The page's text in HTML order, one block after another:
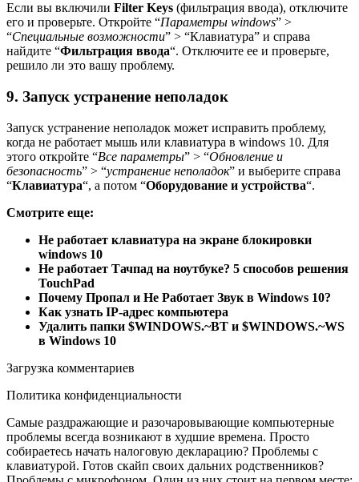
Если вы включили Filter Keys (фильтрация ввода), отключите
его и проверьте. Откройте “Параметры windows” >
“Специальные возможности” > “Клавиатура” и справа
найдите “Фильтрация ввода“. Отключите ее и проверьте,
решило ли это вашу проблему.
9. Запуск устранение неполадок
Запуск устранение неполадок может исправить проблему,
когда не работает мышь или клавиатура в windows 10. Для
этого откройте “Все параметры” > “Обновление и
безопасность” > “устранение неполадок” и выберите справа
“Клавиатура“, а потом “Оборудование и устройства“.
Смотрите еще:
Не работает клавиатура на экране блокировки
windows 10
Не работает Тачпад на ноутбуке? 5 способов решения
TouchPad
Почему Пропал и Не Работает Звук в Windows 10?
Как узнать IP-адрес компьютера
Удалить папки $WINDOWS.~BT и $WINDOWS.~WS
в Windows 10
Загрузка комментариев
Политика конфиденциальности
Самые раздражающие и разочаровывающие компьютерные
проблемы всегда возникают в худшие времена. Просто
собираетесь начать налоговую декларацию? Проблемы с
клавиатурой. Готов скайп своих дальних родственников?